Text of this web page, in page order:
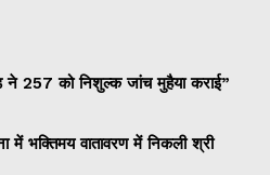
ने 257 को निशुल्क जांच मुहैया कराई”
में भक्तिमय वातावरण में निकली श्री